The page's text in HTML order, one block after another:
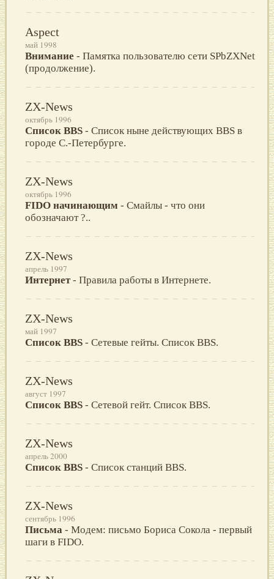
Aspect
май 1998
Внимание - Памятка пользователю сети SPbZXNet
(продолжение).
ZX-News
октябрь 1996
Список BBS - Список ныне действующих BBS в
городе С.-Петербурге.
ZX-News
октябрь 1996
FIDO начинающим - Смайлы - что они
обозначают ?..
ZX-News
апрель 1997
Интернет- Правила работы в Интернете.
ZX-News
май 1997
Список BBS - Сетевые гейты. Список BBS.
ZX-News
август 1997
Список BBS - Сетевой гейт. Список BBS.
ZX-News
апрель 2000
Список BBS - Список станций BBS.
ZX-News
сентябрь 1996
Письма - Модем: письмо Бориса Сокола - первый
шаги в FIDO.